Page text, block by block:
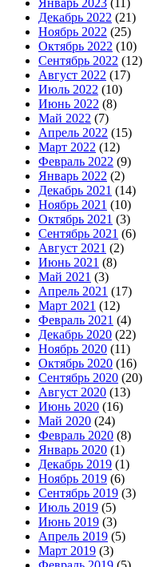
Январь 2023 (11)
Декабрь 2022 (21)
Ноябрь 2022 (25)
Октябрь 2022 (10)
Сентябрь 2022 (12)
Август 2022 (17)
Июль 2022 (10)
Июнь 2022 (8)
Май 2022 (7)
Апрель 2022 (15)
Март 2022 (12)
Февраль 2022 (9)
Январь 2022 (2)
Декабрь 2021 (14)
Ноябрь 2021 (10)
Октябрь 2021 (3)
Сентябрь 2021 (6)
Август 2021 (2)
Июнь 2021 (8)
Май 2021 (3)
Апрель 2021 (17)
Март 2021 (12)
Февраль 2021 (4)
Декабрь 2020 (22)
Ноябрь 2020 (11)
Октябрь 2020 (16)
Сентябрь 2020 (20)
Август 2020 (13)
Июнь 2020 (16)
Май 2020 (24)
Февраль 2020 (8)
Январь 2020 (1)
Декабрь 2019 (1)
Ноябрь 2019 (6)
Сентябрь 2019 (3)
Июль 2019 (5)
Июнь 2019 (3)
Апрель 2019 (5)
Март 2019 (3)